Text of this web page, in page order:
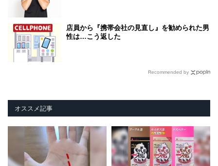
店員から『携帯会社の見直し』を勧められた男
性は…こう返した
Recommended by
オススメ記事